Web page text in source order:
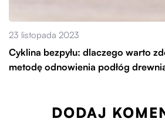
23 listopada 2023
Cyklina bezpyłu: dlaczego warto
metodę odnowienia podłóg
DODAJ